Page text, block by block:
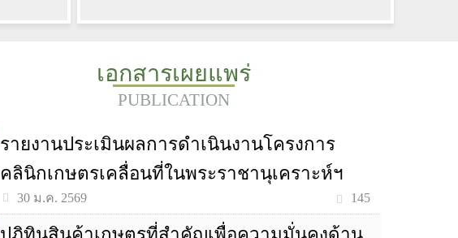
เอกสารเผยแพร่
PUBLICATION
รายงานประเมินผลการดำเนินงานโครงการ
คลินิกเกษตรเคลื่อนที่ในพระราชานุเคราะห์ฯ
30 ม.ค. 2569 145